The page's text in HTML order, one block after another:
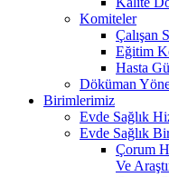
Komiteler
Çalışan
Eğitim
Hasta
Döküman
Birimlerimiz
Evde Sağlık
Evde Sağlık
Çorum
Ve